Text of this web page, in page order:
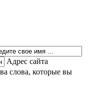
Адрес сайта
слова, которые вы